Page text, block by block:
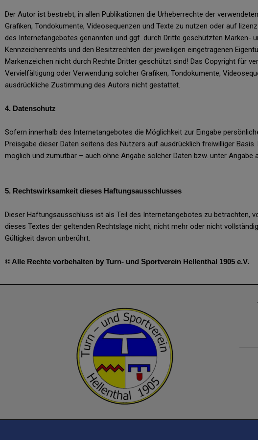
Der Autor ist bestrebt, in allen Publikationen die Urheberrechte der
Grafiken, Tondokumente, Videosequenzen und Texte zu nutzen oder auf
des Internetangebotes genannten und ggf. durch Dritte geschützten Marken-
Kennzeichenrechts und den Besitzrechten der jeweiligen eingetragenen
Markenzeichen nicht durch Rechte Dritter geschützt sind! Das Copyright für
Vervielfältigung oder Verwendung solcher Grafiken, Tondokumente,
ausdrückliche Zustimmung des Autors nicht gestattet.
4. Datenschutz
Sofern innerhalb des Internetangebotes die Möglichkeit zur Eingabe
Preisgabe dieser Daten seitens des Nutzers auf ausdrücklich freiwilliger
möglich und zumutbar – auch ohne Angabe solcher Daten bzw. unter
5. Rechtswirksamkeit dieses Haftungsausschlusses
Dieser Haftungsausschluss ist als Teil des Internetangebotes zu betrachten,
dieses Textes der geltenden Rechtslage nicht, nicht mehr oder nicht
Gültigkeit davon unberührt.
© Alle Rechte vorbehalten by Turn- und Sportverein Hellenthal 1905 e.V.